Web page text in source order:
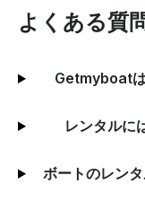
よくある質
Getmyboat
レンタルに
ボートのレン